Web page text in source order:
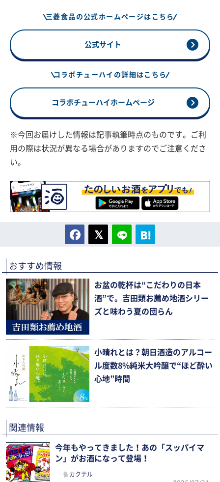
三菱食品の公式ホームページはこちら
公式サイト
コラボチューハイの詳細はこちら
コラボチューハイホームページ
※今回お届けした情報は記事執筆時点のものです。ご利
用の際は状況が異なる場合がありますのでご注意くださ
い。
おすすめ情報
お盆の乾杯は“こだわりの日本
酒”で。吉田類お薦め地酒シリー
ズと味わう夏の団らん
小晴れとは？朝日酒造のアルコー
ル度数8%純米大吟醸で“ほど酔い
心地”時間
関連情報
今年もやってきました！あの「スッパイマ
ン」がお酒になって登場！
カクテル